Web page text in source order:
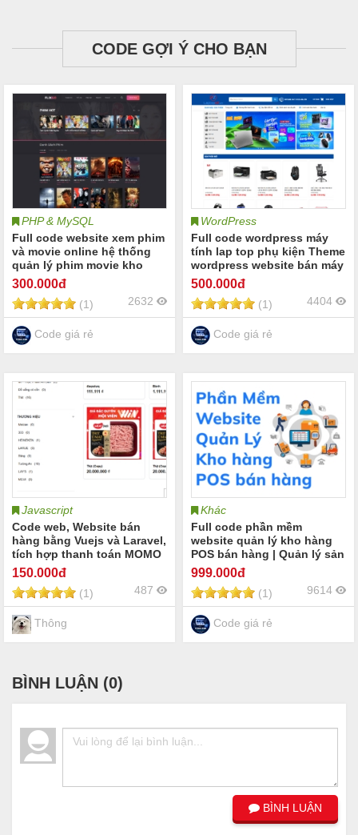
CODE GỢI Ý CHO BẠN
PHP & MySQL
Full code website xem phim
và movie online hệ thống
quản lý phim movie kho
phim movie streaming
movie management cho dự
án website phim trực tuyến
300.000đ
(1) 2632
Code giá rẻ
WordPress
Full code wordpress máy
tính lap top phụ kiện Theme
wordpress website bán máy
tính điện thoại laptop phụ
kiện pc
500.000đ
(1) 4404
Code giá rẻ
Javascript
Code web, Website bán
hàng bằng Vuejs và Laravel,
tích hợp thanh toán MOMO
150.000đ
(1) 487
Thông
Khác
Full code phần mềm
website quản lý kho hàng
POS bán hàng | Quản lý sản
phẩm và khách hàng Quản
lý kho hàng thu chi công
nợ
999.000đ
(1) 9614
Code giá rẻ
BÌNH LUẬN (0)
BÌNH LUẬN